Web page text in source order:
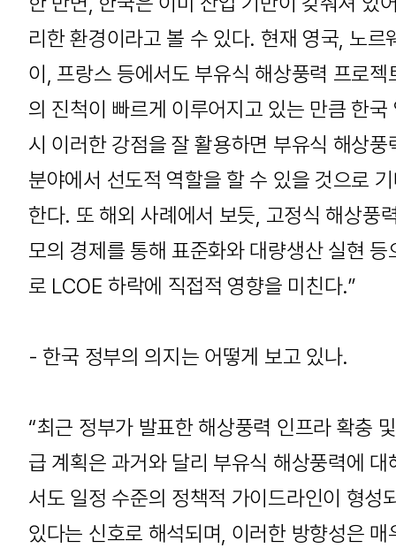
리한 환경이라고 볼 수 있다. 현재 영국, 노르
이, 프랑스 등에서도 부유식 해상풍력 프로젝
의 진척이 빠르게 이루어지고 있는 만큼 한국
시 이러한 강점을 잘 활용하면 부유식 해상풍
분야에서 선도적 역할을 할 수 있을 것으로
한다. 또 해외 사례에서 보듯, 고정식 해상풍
모의 경제를 통해 표준화와 대량생산 실현 등
로 LCOE 하락에 직접적 영향을 미친다.”
- 한국 정부의 의지는 어떻게 보고 있나.
“최근 정부가 발표한 해상풍력 인프라 확충
급 계획은 과거와 달리 부유식 해상풍력에 대
서도 일정 수준의 정책적 가이드라인이 형성
있다는 신호로 해석되며, 이러한 방향성은 매